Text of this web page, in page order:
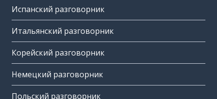
Испанский разговорник
Итальянский разговорник
Корейский разговорник
Немецкий разговорник
Польский разговорник